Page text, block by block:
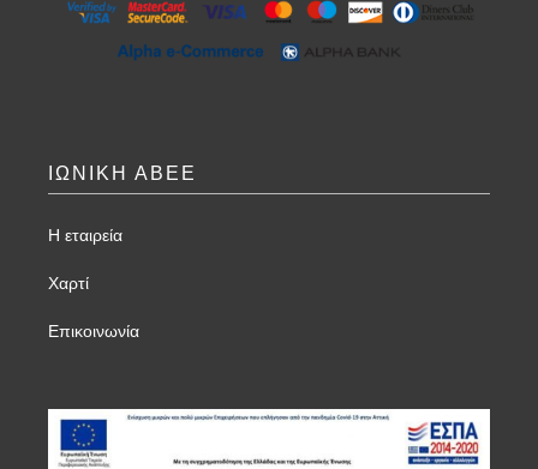
ΙΩΝΙΚΗ ΑΒΕΕ
Η εταιρεία
Χαρτί
Επικοινωνία